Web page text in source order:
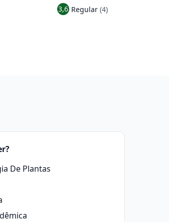
3,6 Regular(4)
De Plantas